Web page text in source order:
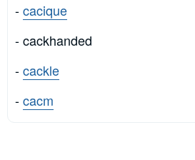
-cacique
- cackhanded
-cackle
-cacm